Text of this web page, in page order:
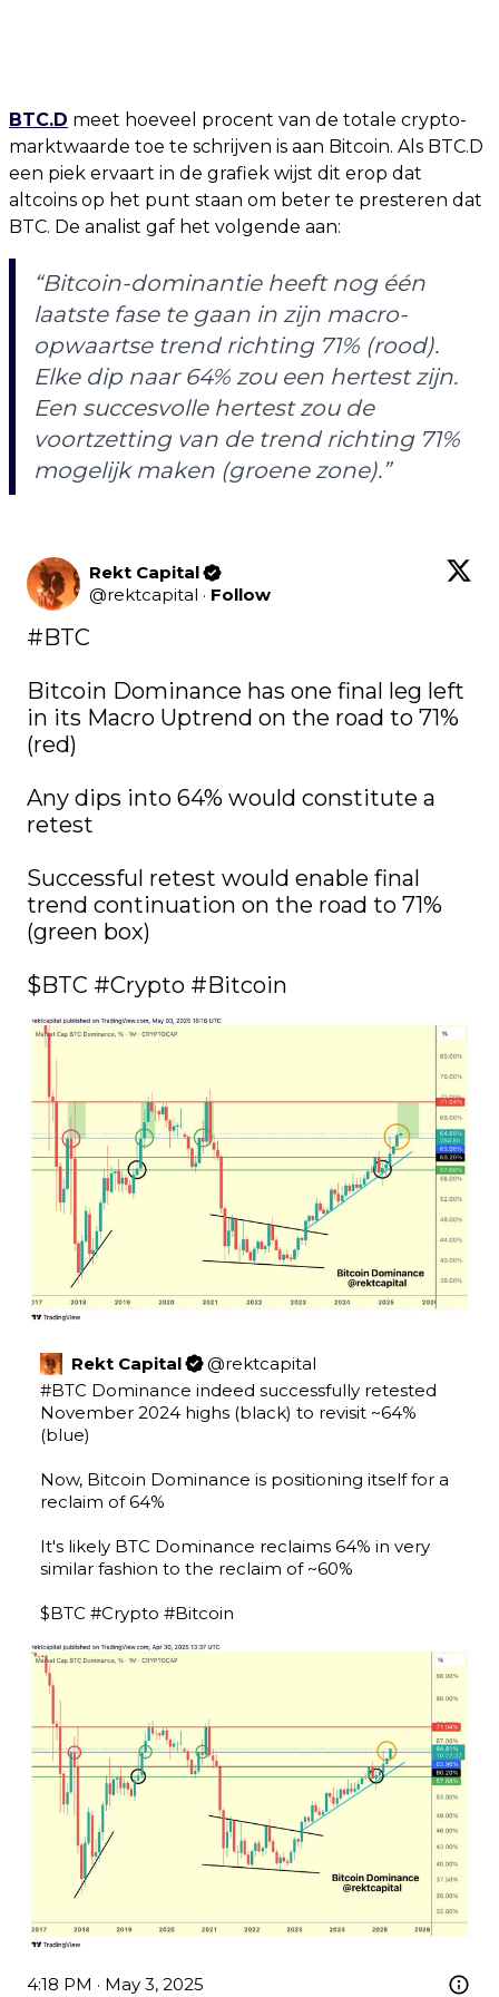
BTC.D meet hoeveel procent van de totale crypto-
marktwaarde toe te schrijven is aan Bitcoin. Als BTC.D
een piek ervaart in de grafiek wijst dit erop dat
altcoins op het punt staan om beter te presteren dat
BTC. De analist gaf het volgende aan:
“Bitcoin-dominantie heeft nog één
laatste fase te gaan in zijn macro-
opwaartse trend richting 71% (rood).
Elke dip naar 64% zou een hertest zijn.
Een succesvolle hertest zou de
voortzetting van de trend richting 71%
mogelijk maken (groene zone).”
Rekt Capital
@rektcapital · Follow
#BTC
Bitcoin Dominance has one final leg left
in its Macro Uptrend on the road to 71%
(red)
Any dips into 64% would constitute a
retest
Successful retest would enable final
trend continuation on the road to 71%
(green box)
$BTC #Crypto #Bitcoin
Rekt Capital @rektcapital
#BTC Dominance indeed successfully retested
November 2024 highs (black) to revisit ~64%
(blue)
Now, Bitcoin Dominance is positioning itself for a
reclaim of 64%
It's likely BTC Dominance reclaims 64% in very
similar fashion to the reclaim of ~60%
$BTC #Crypto #Bitcoin
4:18 PM · May 3, 2025